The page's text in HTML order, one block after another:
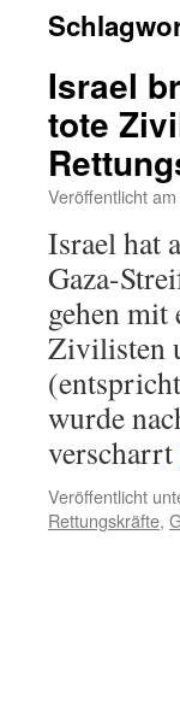
Israel
tote
Veröffentlicht am
Israel hat
Gaza-
gehen
Zivilisten
wurde
verscharrt
Veröffentlicht
Rettungskräfte,